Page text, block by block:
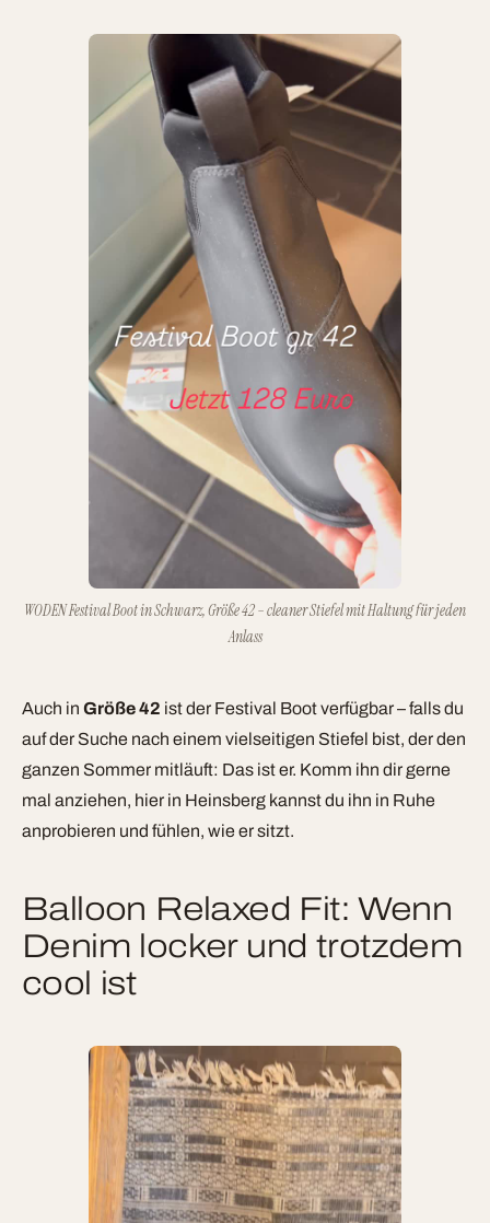
WODEN Festival Boot in Schwarz, Größe 42 – cleaner Stiefel mit Haltung für jeden
Anlass
Auch in Größe 42 ist der Festival Boot verfügbar – falls du
auf der Suche nach einem vielseitigen Stiefel bist, der den
ganzen Sommer mitläuft: Das ist er. Komm ihn dir gerne
mal anziehen, hier in Heinsberg kannst du ihn in Ruhe
anprobieren und fühlen, wie er sitzt.
Balloon Relaxed Fit: Wenn
Denim locker und trotzdem
cool ist